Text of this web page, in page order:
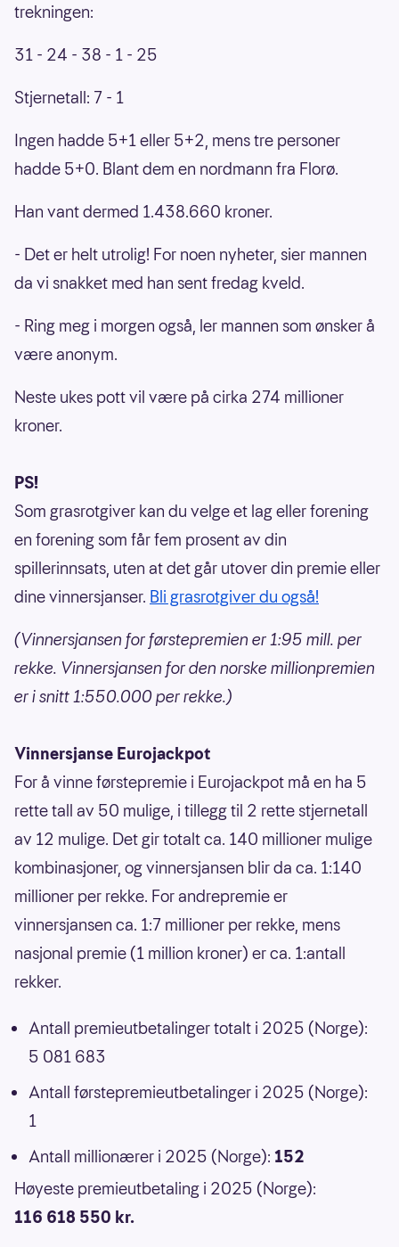
trekningen:
31 - 24 - 38 - 1 - 25
Stjernetall: 7 - 1
Ingen hadde 5+1 eller 5+2, mens tre personer
hadde 5+0. Blant dem en nordmann fra Florø.
Han vant dermed 1.438.660 kroner.
- Det er helt utrolig! For noen nyheter, sier mannen
da vi snakket med han sent fredag kveld.
- Ring meg i morgen også, ler mannen som ønsker å
være anonym.
Neste ukes pott vil være på cirka 274 millioner
kroner.
PS!
Som grasrotgiver kan du velge et lag eller forening
en forening som får fem prosent av din
spillerinnsats, uten at det går utover din premie eller
dine vinnersjanser. Bli grasrotgiver du også!
(Vinnersjansen for førstepremien er 1:95 mill. per
rekke. Vinnersjansen for den norske millionpremien
er i snitt 1:550.000 per rekke.)
Vinnersjanse Eurojackpot
For å vinne førstepremie i Eurojackpot må en ha 5
rette tall av 50 mulige, i tillegg til 2 rette stjernetall
av 12 mulige. Det gir totalt ca. 140 millioner mulige
kombinasjoner, og vinnersjansen blir da ca. 1:140
millioner per rekke. For andrepremie er
vinnersjansen ca. 1:7 millioner per rekke, mens
nasjonal premie (1 million kroner) er ca. 1:antall
rekker.
Antall premieutbetalinger totalt i 2025 (Norge):
5 081 683
Antall førstepremieutbetalinger i 2025 (Norge):
1
Antall millionærer i 2025 (Norge): 152
Høyeste premieutbetaling i 2025 (Norge):
116 618 550 kr.